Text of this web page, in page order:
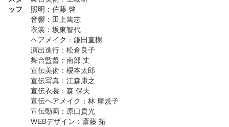
ッフ
照明：佐藤 啓
音響：田上篤志
衣裳：坂東智代
ヘアメイク：鎌田直樹
演出進行：松倉良子
舞台監督：南部 丈
宣伝美術：榎本太郎
宣伝写真：江森康之
宣伝衣裳：森 保夫
宣伝ヘアメイク：林 摩規子
宣伝動画：原口貴光
WEBデザイン：斎藤 拓